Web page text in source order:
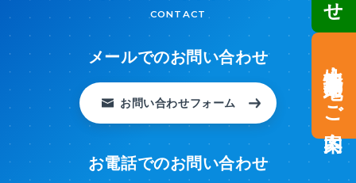
土地情報・事業用地のご案内
CONTACT
メールでのお問い合わせ
お問い合わせフォーム
お電話でのお問い合わせ